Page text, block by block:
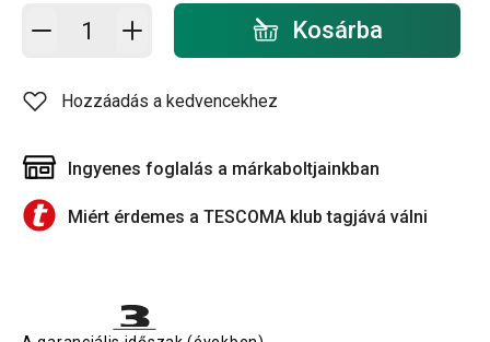
Kosárba - mennyiség Kosárba
Hozzáadás a kedvencekhez
Ingyenes foglalás a márkaboltjainkban
Miért érdemes a TESCOMA klub tagjává válni